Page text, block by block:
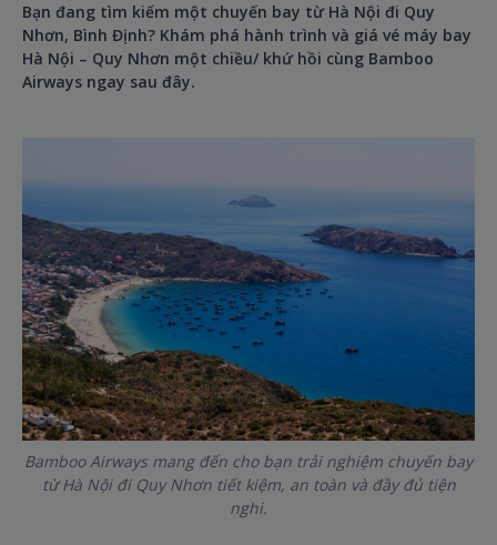
Bạn đang tìm kiếm một chuyến bay từ Hà Nội đi Quy
Nhơn, Bình Định? Khám phá hành trình và giá vé máy bay
Hà Nội – Quy Nhơn một chiều/ khứ hồi cùng Bamboo
Airways ngay sau đây.
Bamboo Airways mang đến cho bạn trải nghiệm chuyến bay
từ Hà Nội đi Quy Nhơn tiết kiệm, an toàn và đầy đủ tiện
nghi.